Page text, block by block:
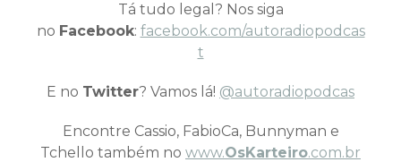
Tá tudo legal? Nos siga
no Facebook: facebook.com/autoradiopodcas
t
E no Twitter? Vamos lá! @autoradiopodcas
Encontre Cassio, FabioCa, Bunnyman e
Tchello também no www.OsKarteiro.com.br